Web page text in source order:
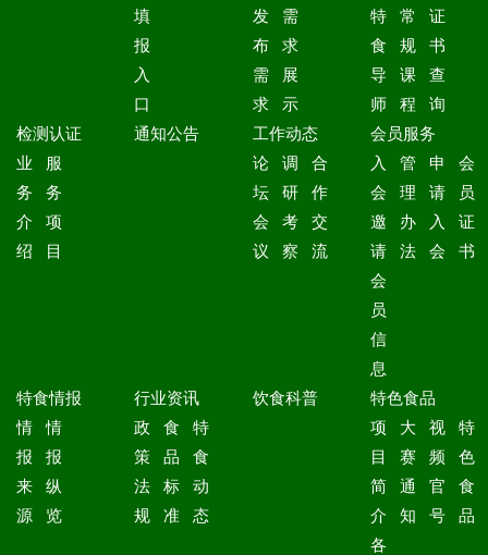
填
报
入
口
发
布
需
求
需
求
展
示
特
食
导
师
常
规
课
程
证
书
查
询
检测认证
业
务
介
绍
服
务
项
目
通知公告
工作动态
论
坛
会
议
调
研
考
察
合
作
交
流
会员服务
入
会
邀
请
管
理
办
法
申
请
入
会
会
员
证
书
会
员
信
息
特食情报
情
报
来
源
情
报
纵
览
行业资讯
政
策
法
规
食
品
标
准
特
食
动
态
饮食科普
特色食品
项
目
简
介
大
赛
通
知
视
频
官
号
特
色
食
品
各